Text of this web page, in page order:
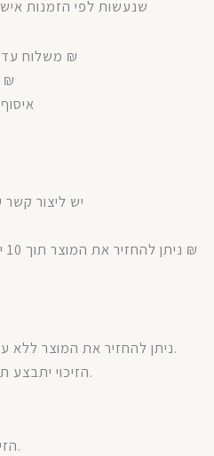
שנעשות לפי הזמנות
❖ משלוח עד הבית חינם בקנייה מעל 249 ₪
❖ משלוח שליחים עד הבית: 35 ₪
❖
*ניתן להחזיר את המוצר תוך 10 ימים עם שליח שלנו ,בעלות 30 ₪
*ניתן להחזיר את המוצר ללא עלות בחנות שלנו בתאום מראש.
*הזיכוי יתבצע תוך 2 ימי עסקים מקבלת המוצר.
הזיכוי ינתן עם קבלת המוצר לחנות.